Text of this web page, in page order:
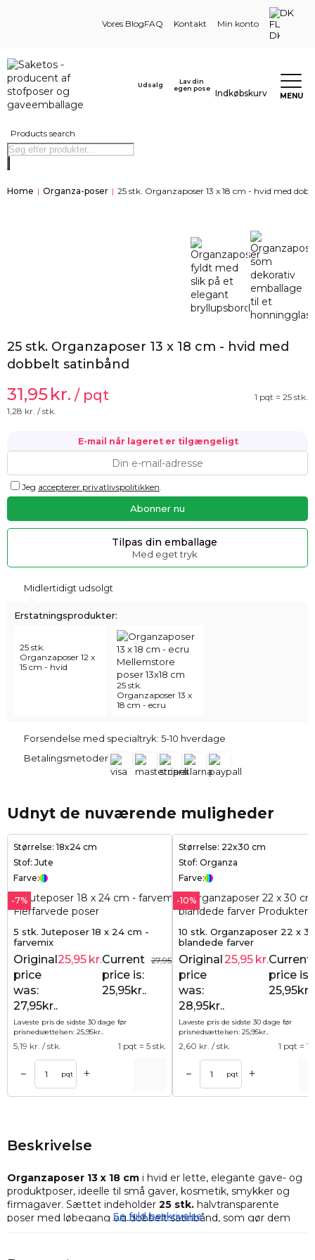
Vores BlogFAQ Kontakt Min konto
DK
Products search
Udsalg
Lav din
egen pose
Indkøbskurv MENU
Home | Organza-poser | 25 stk. Organzaposer 13 x 18 cm - hvid med
25 stk. Organzaposer 13 x 18 cm - hvid med
dobbelt satinbånd
31,95kr. / pqt
1 pqt = 25 stk.
1,28 kr. / stk.
E-mail når lageret er tilgængeligt
Jeg accepterer privatlivspolitikken
Tilpas din emballage
Med eget tryk
Midlertidigt udsolgt
Erstatningsprodukter:
25 stk.
Organzaposer 12 x
15 cm - hvid
25 stk.
Organzaposer 13 x
18 cm - ecru
Forsendelse med specialtryk: 5-10 hverdage
Betalingsmetoder
Udnyt de nuværende muligheder
Størrelse: 18x24 cm
Stof: Jute
Farve:
-7%
5 stk. Juteposer 18 x 24 cm -
farvemix
27,95 kr.
Original
price
was:
27,95kr..
25,95 kr.Current
price is:
25,95kr..
Laveste pris de sidste 30 dage før
prisnedsættelsen: 25,95kr..
5,19 kr. / stk. 1 pqt = 5 stk.
– pqt +
Størrelse: 22x30 cm
Stof: Organza
Farve:
-10%
10 stk. Organzaposer 22 x
blandede farver
Original
price
was:
28,95kr..
25,95 kr.Current
price is:
25,95kr..
Laveste pris de sidste 30 dage før
prisnedsættelsen: 25,95kr..
2,60 kr. / stk. 1 pqt =
– pqt +
Beskrivelse
Organzaposer 13 x 18 cm i hvid er lette, elegante gave- og
produktposer, ideelle til små gaver, kosmetik, smykker og
firmagaver. Sættet indeholder 25 stk. halvtransparente
poser med løbegang og dobbelt satinbånd, som gør dem
nemme at åbne og lukke. De egner sig både til private
Se fuld beskrivelse